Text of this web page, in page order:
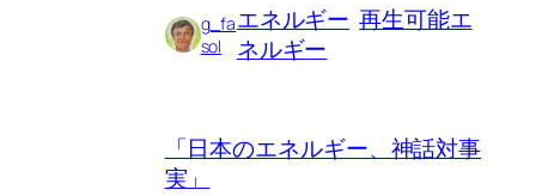
g_fa
sol
エネルギー 再生可能エ
ネルギー
「日本のエネルギー、神話対事
実」